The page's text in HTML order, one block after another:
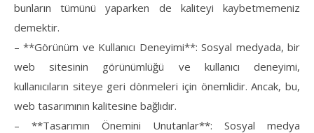
bunların tümünü yaparken de kaliteyi kaybetmemeniz
demektir.
– **Görünüm ve Kullanıcı Deneyimi**: Sosyal medyada, bir
web sitesinin görünümlüğü ve kullanıcı deneyimi,
kullanıcıların siteye geri dönmeleri için önemlidir. Ancak, bu,
web tasarımının kalitesine bağlıdır.
– **Tasarımın Önemini Unutanlar**: Sosyal medya